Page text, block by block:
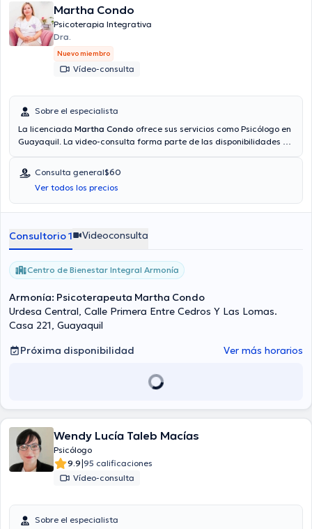
Martha Condo
Psicoterapia Integrativa
Dra.
Nuevo miembro
Vídeo-consulta
Sobre el especialista
La licenciada Martha Condo ofrece sus servicios como Psicólogo en
Guayaquil. La video-consulta forma parte de las disponibilidades de
aceptadas. El precio de la consulta con la licenciada Martha Condo
es de $60.
Consulta general$60
Ver todos los precios
Consultorio 1 Videoconsulta
Centro de Bienestar Integral Armonía
Armonía: Psicoterapeuta Martha Condo
Urdesa Central, Calle Primera Entre Cedros Y Las Lomas.
Casa 221, Guayaquil
Próxima disponibilidad
Ver más horarios
Wendy Lucía Taleb Macías
Psicólogo
9.9|95 calificaciones
Vídeo-consulta
Sobre el especialista